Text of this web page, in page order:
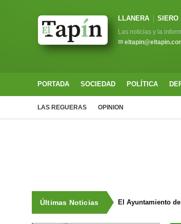
LLANERA SIERO
Las noticias y la
✉
PORTADA SOCIEDAD POLÍTICA
LAS REGUERAS OPINION
Últimas Noticias El Ayuntamiento